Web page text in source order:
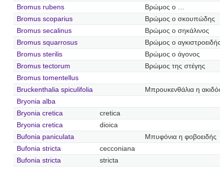
Bromus rubens
Βρώμος ο …
Bromus scoparius
Βρώμος ο σκουπώδης
Bromus secalinus
Βρώμος ο σηκάλινος
Bromus squarrosus
Βρώμος ο
Bromus sterilis
Βρώμος ο άγονος
Bromus tectorum
Βρώμος της στέγης
Bromus tomentellus
Bruckenthalia spiculifolia
Μπρουκενθάλια η
Bryonia alba
Bryonia cretica
cretica
Bryonia cretica
dioica
Bufonia paniculata
Μπυφόνια η φοβοειδής
Bufonia stricta
cecconiana
Bufonia stricta
stricta